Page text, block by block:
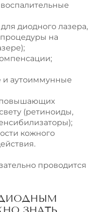
диодного лазера,
на
и аутоиммунные
повышающих
(ретиноиды,
кожного
проводится